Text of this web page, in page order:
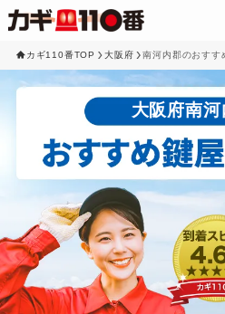
カギ110番TOP 大阪府 南河内郡のおすす
大阪府南河